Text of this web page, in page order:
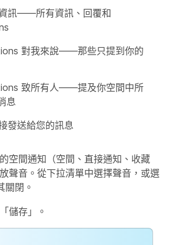
訊——所有資訊、回覆和
對我來說——那些只提到你的
致所有人——提及你空間中所
息
發送給您的訊息
空間通知（空間、直接通知、收藏
聲音。從下拉清單中選擇聲音，或選
關閉。
儲存」。